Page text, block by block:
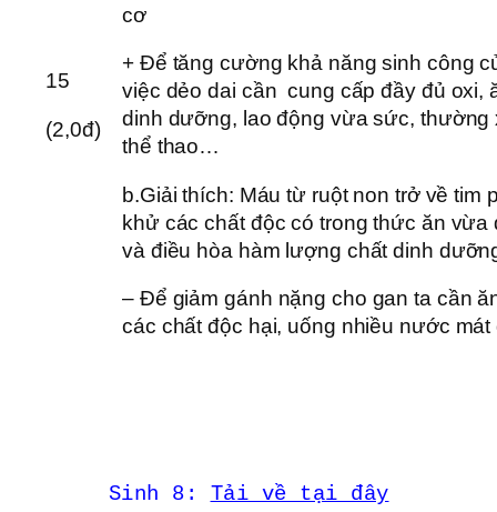
15
(2,0đ)
cơ
+ Để tăng cường khả năng sinh công
việc dẻo dai cần cung cấp đầy đủ oxi,
dinh dưỡng, lao động vừa sức, thường
thể thao…
b.Giải thích: Máu từ ruột non trở về tim
khử các chất độc có trong thức ăn
và điều hòa hàm lượng chất dinh
– Để giảm gánh nặng cho gan ta cần
các chất độc hại, uống nhiều nước
Sinh 8: Tải về tại đây